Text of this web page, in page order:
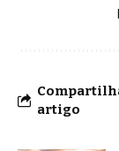
artigo